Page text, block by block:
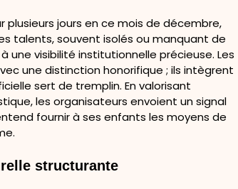
plusieurs jours en ce mois de décembre,
talents, souvent isolés ou manquant de
à une visibilité institutionnelle précieuse. Les
une distinction honorifique ; ils intègrent
sert de tremplin. En valorisant
les organisateurs envoient un signal
fournir à ses enfants les moyens de
structurante